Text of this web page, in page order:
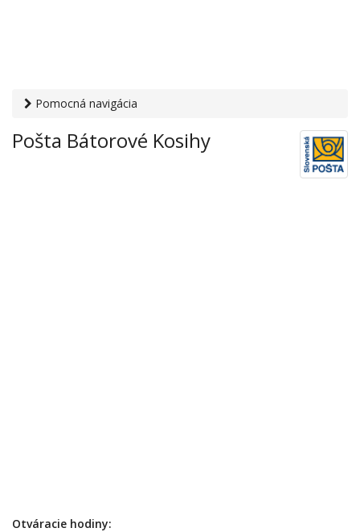
Pomocná navigácia
služby› Pošty› Pošta Bátorové Kosihy
Pošta Bátorové Kosihy
Otváracie hodiny: